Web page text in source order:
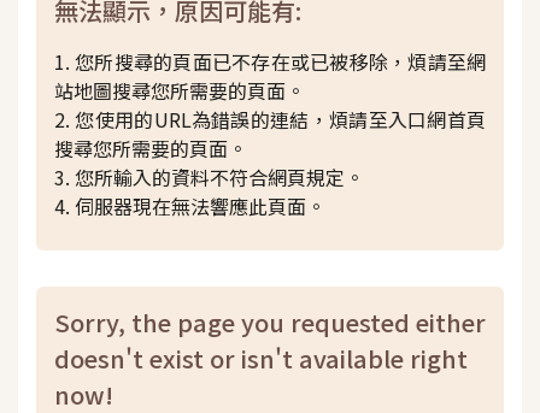
無法顯示，原因可能有:
1. 您所搜尋的頁面已不存在或已被移除，煩請至網
站地圖搜尋您所需要的頁面。
2. 您使用的URL為錯誤的連結，煩請至入口網首頁
搜尋您所需要的頁面。
3. 您所輸入的資料不符合網頁規定。
4. 伺服器現在無法響應此頁面。
Sorry, the page you requested either
doesn't exist or isn't available right
now!